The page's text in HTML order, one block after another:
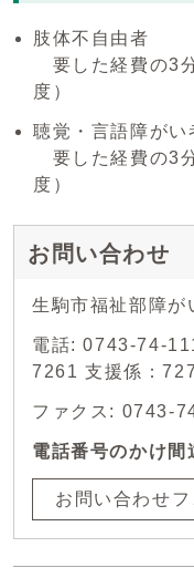
肢体不自由者
要した経費の3
度）
聴覚・言語障がい
要した経費の3
度）
お問い合わせ
生駒市福祉部障が
電話: 0743-74-
7261 支援係：
ファクス: 0743-
電話番号のかけ間
お問い合わせフ